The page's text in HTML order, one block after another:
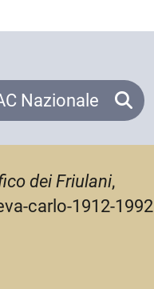
Nazionale
dei Friulani,
carlo-1912-1992